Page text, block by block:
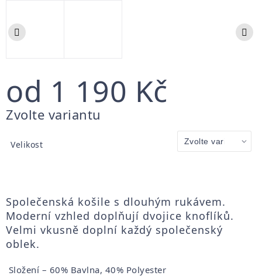
od 1 190 Kč
Měrná
Zvolte variantu
Velikost
Společenská košile s dlouhým rukávem.
Moderní vzhled doplňují dvojice knoflíků.
Velmi vkusně doplní každý společenský
oblek.
Složení – 60% Bavlna, 40% Polyester